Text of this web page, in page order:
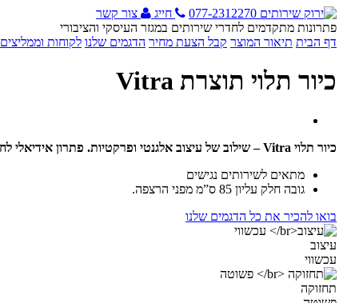
077-2312270 חייג
צור קשר
פתרונות מתקדמים לחדרי שירותים במגזר העיסקי והציבורי
דף הבית תיאור המוצר קבל הצעת מחיר הדגמים שלנו לקוחות וממליצים
כיור תלוי תוצרת Vitra
כיור תלוי Vitra – שילוב של עיצוב אלגנטי ופרקטיות. פתרון אידיאלי לחדרי שירותים בעיצוב מודרני.
מתאים לשירותים נגישים
גובה חלק עליון 85 ס”מ מפני הרצפה.
בואו להכיר את כל הדגמים שלנו
עיצוב
עכשווי
תחזוקה